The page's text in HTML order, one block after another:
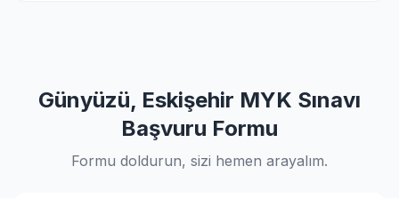
Günyüzü, Eskişehir MYK Sınavı
Başvuru Formu
Formu doldurun, sizi hemen arayalım.